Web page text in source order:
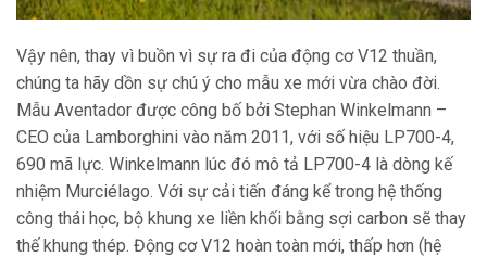
Vậy nên, thay vì buồn vì sự ra đi của động cơ V12 thuần,
chúng ta hãy dồn sự chú ý cho mẫu xe mới vừa chào đời.
Mẫu Aventador được công bố bởi Stephan Winkelmann –
CEO của Lamborghini vào năm 2011, với số hiệu LP700-4,
690 mã lực. Winkelmann lúc đó mô tả LP700-4 là dòng kế
nhiệm Murciélago. Với sự cải tiến đáng kể trong hệ thống
công thái học, bộ khung xe liền khối bằng sợi carbon sẽ thay
thế khung thép. Động cơ V12 hoàn toàn mới, thấp hơn (hệ